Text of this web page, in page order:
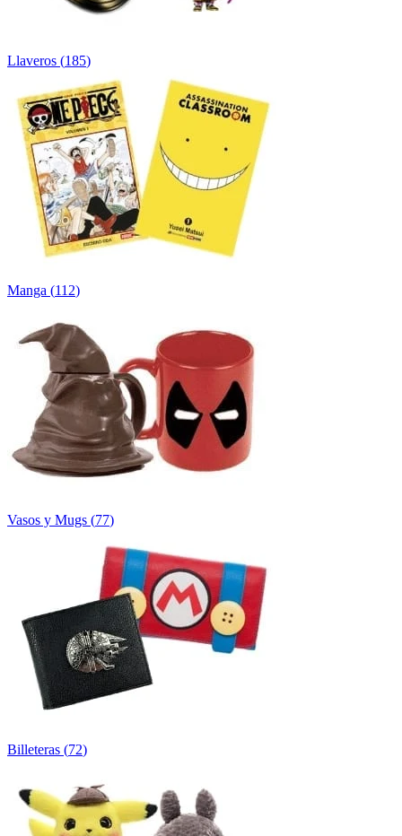
Llaveros (185)
Manga (112)
Vasos y Mugs (77)
Billeteras (72)